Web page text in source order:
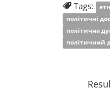
Tags:
політичні
політична
політичний